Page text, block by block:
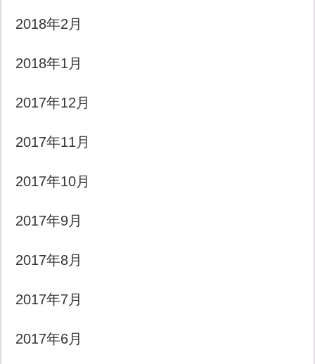
2018年2月
2018年1月
2017年12月
2017年11月
2017年10月
2017年9月
2017年8月
2017年7月
2017年6月